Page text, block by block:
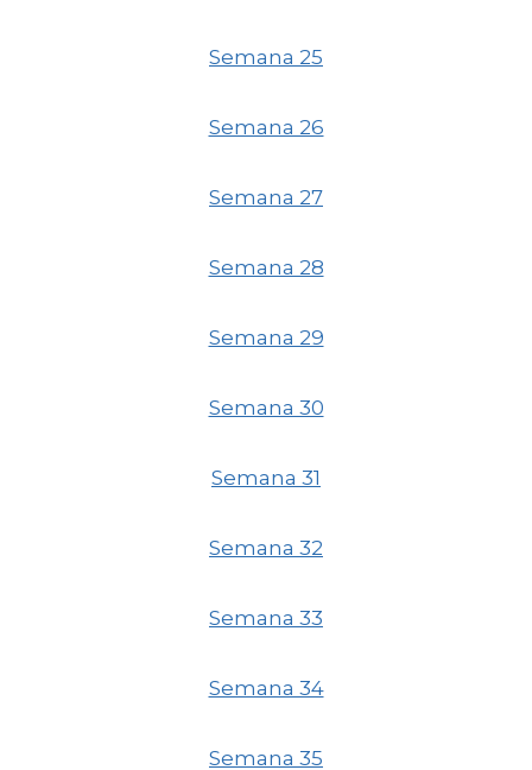
Semana 25
Semana 26
Semana 27
Semana 28
Semana 29
Semana 30
Semana 31
Semana 32
Semana 33
Semana 34
Semana 35